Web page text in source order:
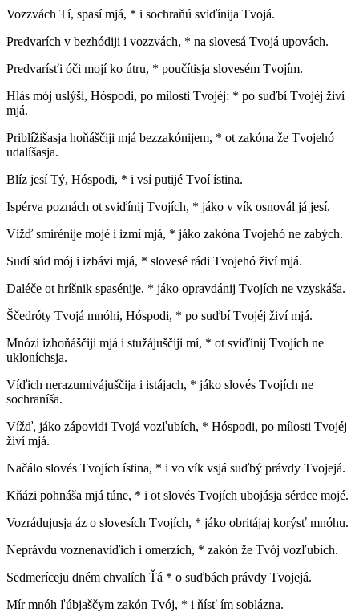
Vozzvách Tí, spasí mjá, * i sochraňú sviďínija Tvojá.
Predvarích v bezhódiji i vozzvách, * na slovesá Tvojá upovách.
Predvarísťi óči mojí ko útru, * poučítisja slovesém Tvojím.
Hlás mój uslýši, Hóspodi, po mílosti Tvojéj: * po suďbí Tvojéj živí
mjá.
Priblížišasja hoňáščiji mjá bezzakónijem, * ot zakóna že Tvojehó
udalíšasja.
Blíz jesí Tý, Hóspodi, * i vsí putijé Tvoí ístina.
Ispérva poznách ot sviďínij Tvojích, * jáko v vík osnovál já jesí.
Vížď smirénije mojé i izmí mjá, * jáko zakóna Tvojehó ne zabých.
Sudí súd mój i izbávi mjá, * slovesé rádi Tvojehó živí mjá.
Daléče ot hríšnik spasénije, * jáko opravdánij Tvojích ne vzyskáša.
Ščedróty Tvojá mnóhi, Hóspodi, * po suďbí Tvojéj živí mjá.
Mnózi izhoňáščiji mjá i stužájuščiji mí, * ot sviďínij Tvojích ne
ukloníchsja.
Víďich nerazumivájuščija i istájach, * jáko slovés Tvojích ne
sochraníša.
Vížď, jáko zápovidi Tvojá vozľubích, * Hóspodi, po mílosti Tvojéj
živí mjá.
Načálo slovés Tvojích ístina, * i vo vík vsjá suďbý právdy Tvojejá.
Kňázi pohnáša mjá túne, * i ot slovés Tvojích ubojásja sérdce mojé.
Vozrádujusja áz o slovesích Tvojích, * jáko obritájaj korýsť mnóhu.
Neprávdu voznenavíďich i omerzích, * zakón že Tvój vozľubích.
Sedmeríceju dném chvalích Ťá * o suďbách právdy Tvojejá.
Mír mnóh ľúbjaščym zakón Tvój, * i ňísť ím soblázna.